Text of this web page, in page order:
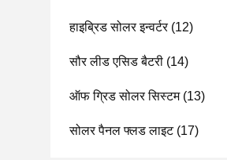
हाइब्रिड सोलर इन्वर्टर(12)
सौर लीड एसिड बैटरी (14)
ऑफ ग्रिड सोलर सिस्टम(13)
सोलर पैनल फ्लड लाइट(17)